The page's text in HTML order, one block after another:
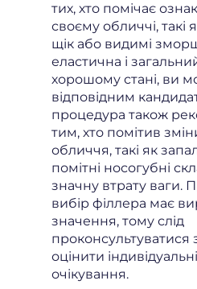
тих, хто помічає
своєму обличчі, такі
щік або видимі
еластична і
хорошому стані, ви
відповідним
процедура також
тим, хто помітив
обличчя, такі як
помітні носогубні
значну втрату ваги.
вибір філлера має
значення, тому слід
проконсультуватися
оцінити
очікування.